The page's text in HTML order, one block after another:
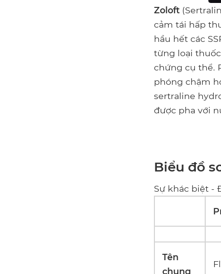
Zoloft
cảm tái hấp
hầu hết các
từng loại
chứng cụ thể.
phóng chậm
sertraline
được pha với
Biểu đồ
Sự khác biệt -
Tên
chung